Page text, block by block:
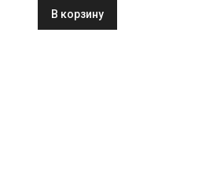
В корзину